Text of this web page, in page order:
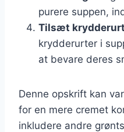
purere suppen,
Tilsæt
krydderurter i
at bevare deres
Denne opskrift kan
for en mere cremet
inkludere andre